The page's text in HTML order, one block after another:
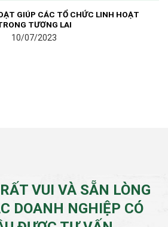
GIÚP CÁC TỔ CHỨC LINH HOẠT
TƯƠNG LAI
10/07/2023
VUI VÀ SẴN LÒNG
DOANH NGHIỆP CÓ